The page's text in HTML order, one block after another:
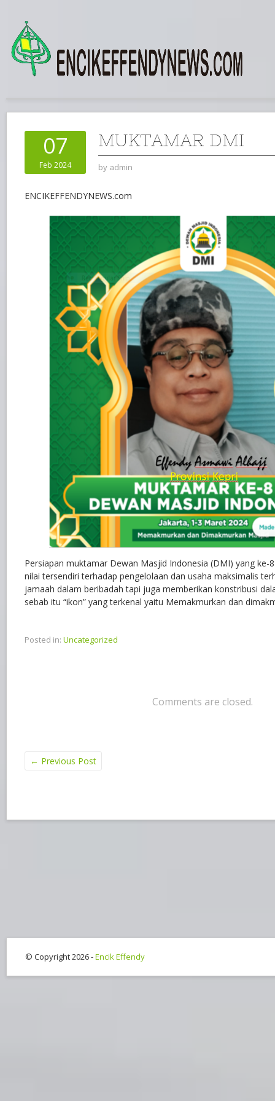
07
Feb 2024
MUKTAMAR DMI
by admin
ENCIKEFFENDYNEWS.com
Persiapan muktamar Dewan Masjid Indonesia (DMI) yang ke-
nilai tersendiri terhadap pengelolaan dan usaha maksimalis
jamaah dalam beribadah tapi juga memberikan konstribusi
sebab itu “ikon” yang terkenal yaitu Memakmurkan dan
Posted in: Uncategorized
Comments are closed.
← Previous Post
© Copyright 2026 -Encik Effendy